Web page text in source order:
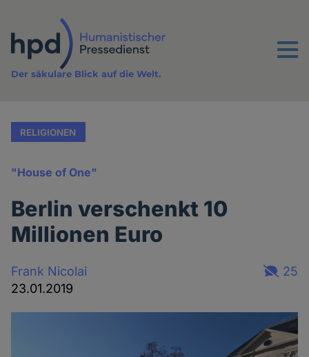
Inhalt
Menu
Der säkulare Blick auf die Welt.
RELIGIONEN
"House of One"
Berlin verschenkt 10
Millionen Euro
Frank Nicolai
23.01.2019
25